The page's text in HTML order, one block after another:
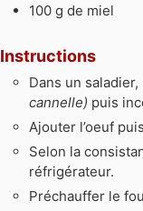
100 g de miel
Instructions
Dans un
cannelle) puis
Ajouter l’oeuf
Selon la
réfrigérateur.
Préchauffer le